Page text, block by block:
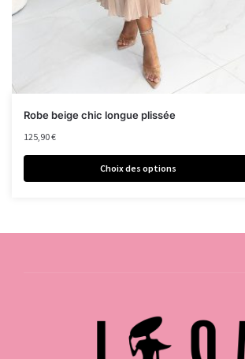
Robe beige chic longue plissée
125,90€
Choix des options